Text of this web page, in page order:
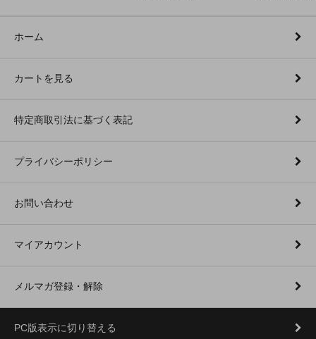
ホーム
カートを見る
特定商取引法に基づく表記
プライバシーポリシー
お問い合わせ
マイアカウント
メルマガ登録・解除
PC版表示に切り替える